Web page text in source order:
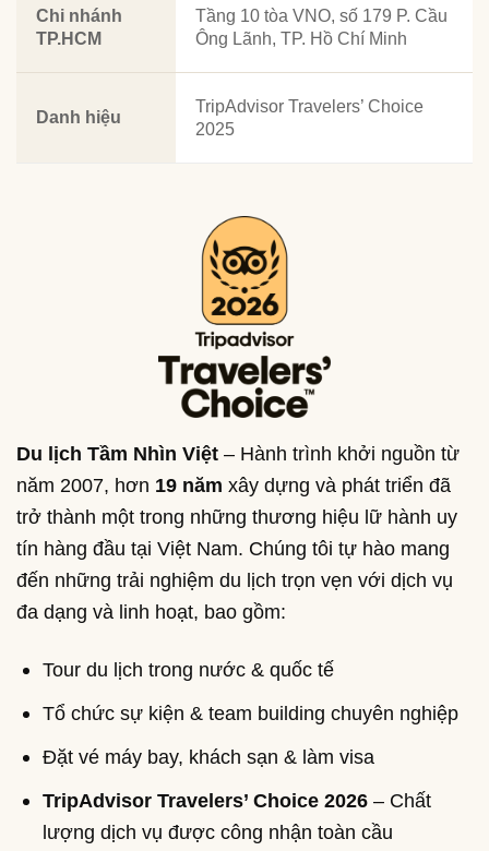
Chi nhánh
TP.HCM
Tầng 10 tòa VNO, số 179 P. Cầu
Ông Lãnh, TP. Hồ Chí Minh
Danh hiệu
TripAdvisor Travelers’ Choice
2025
Du lịch Tầm Nhìn Việt – Hành trình khởi nguồn từ
năm 2007, hơn 19 năm xây dựng và phát triển đã
trở thành một trong những thương hiệu lữ hành uy
tín hàng đầu tại Việt Nam. Chúng tôi tự hào mang
đến những trải nghiệm du lịch trọn vẹn với dịch vụ
đa dạng và linh hoạt, bao gồm:
Tour du lịch trong nước & quốc tế
Tổ chức sự kiện & team building chuyên nghiệp
Đặt vé máy bay, khách sạn & làm visa
TripAdvisor Travelers’ Choice 2026– Chất
lượng dịch vụ được công nhận toàn cầu